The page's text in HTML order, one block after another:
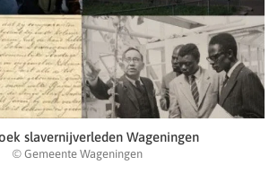
slavernijverleden Wageningen
© Gemeente Wageningen